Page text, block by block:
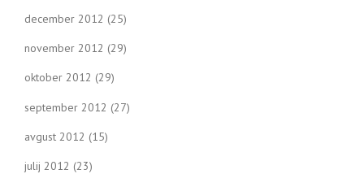
december 2012 (25)
november 2012 (29)
oktober 2012 (29)
september 2012 (27)
avgust 2012 (15)
julij 2012 (23)